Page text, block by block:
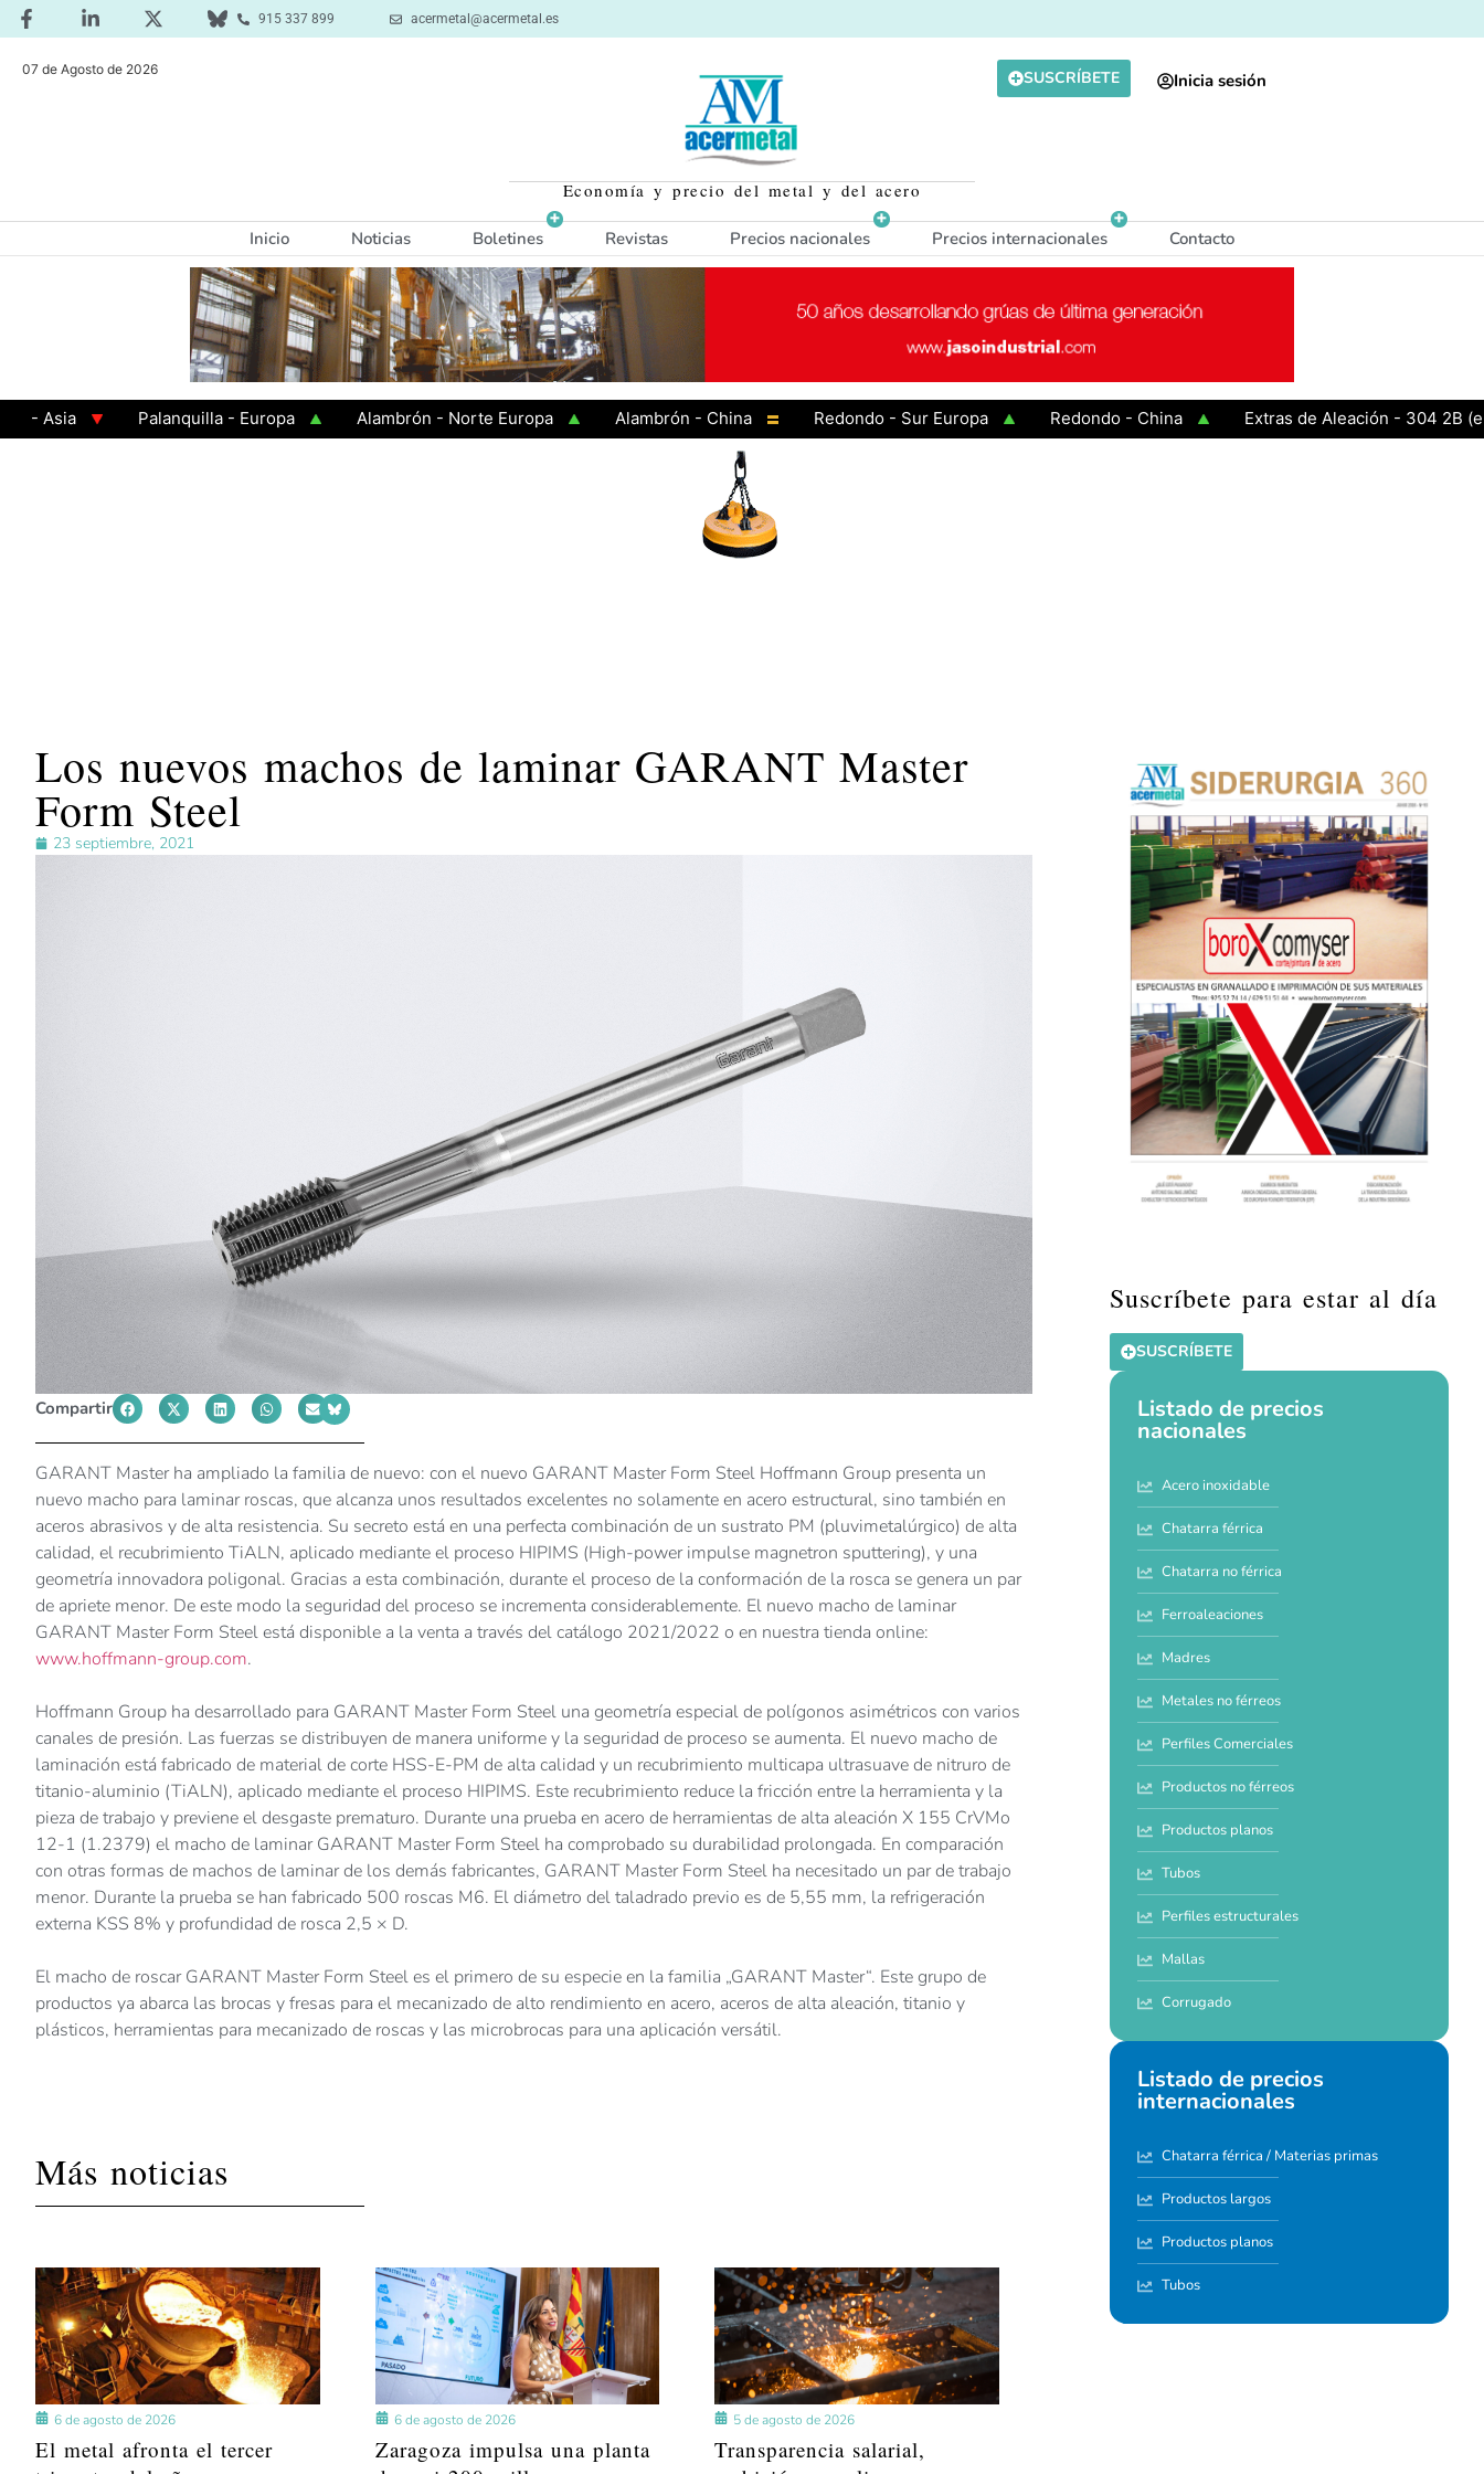
915 337 899 acermetal@acermetal.es
07 de Agosto de 2026
Economía y precio del metal y del acero
SUSCRÍBETE Inicia sesión
Inicio Noticias Boletines Revistas Precios nacionales Precios internacionales Contacto
Palanquilla - Europa Alambrón - Norte Europa Alambrón - China Redondo - Sur Europa Redondo - China
Extras de Aleación - 304 2B
Los nuevos machos de laminar GARANT Master
Form Steel
23 septiembre, 2021
Compartir
GARANT Master ha ampliado la familia de nuevo: con el nuevo GARANT Master Form Steel Hoffmann Group presenta un
nuevo macho para laminar roscas, que alcanza unos resultados excelentes no solamente en acero estructural, sino también en
aceros abrasivos y de alta resistencia. Su secreto está en una perfecta combinación de un sustrato PM (pluvimetalúrgico) de alta
calidad, el recubrimiento TiALN, aplicado mediante el proceso HIPIMS (High-power impulse magnetron sputtering), y una
geometría innovadora poligonal. Gracias a esta combinación, durante el proceso de la conformación de la rosca se genera un par
de apriete menor. De este modo la seguridad del proceso se incrementa considerablemente. El nuevo macho de laminar
GARANT Master Form Steel está disponible a la venta a través del catálogo 2021/2022 o en nuestra tienda online:
www.hoffmann-group.com.
Hoffmann Group ha desarrollado para GARANT Master Form Steel una geometría especial de polígonos asimétricos con varios
canales de presión. Las fuerzas se distribuyen de manera uniforme y la seguridad de proceso se aumenta. El nuevo macho de
laminación está fabricado de material de corte HSS-E-PM de alta calidad y un recubrimiento multicapa ultrasuave de nitruro de
titanio-aluminio (TiALN), aplicado mediante el proceso HIPIMS. Este recubrimiento reduce la fricción entre la herramienta y la
pieza de trabajo y previene el desgaste prematuro. Durante una prueba en acero de herramientas de alta aleación X 155 CrVMo
12-1 (1.2379) el macho de laminar GARANT Master Form Steel ha comprobado su durabilidad prolongada. En comparación
con otras formas de machos de laminar de los demás fabricantes, GARANT Master Form Steel ha necesitado un par de trabajo
menor. Durante la prueba se han fabricado 500 roscas M6. El diámetro del taladrado previo es de 5,55 mm, la refrigeración
externa KSS 8% y profundidad de rosca 2,5 × D.
El macho de roscar GARANT Master Form Steel es el primero de su especie en la familia „GARANT Master“. Este grupo de
productos ya abarca las brocas y fresas para el mecanizado de alto rendimiento en acero, aceros de alta aleación, titanio y
plásticos, herramientas para mecanizado de roscas y las microbrocas para una aplicación versátil.
Más noticias
6 de agosto de 2026
El metal afronta el tercer
6 de agosto de 2026
Zaragoza impulsa una planta
5 de agosto de 2026
Transparencia salarial,
Suscríbete para estar al día
SUSCRÍBETE
Listado de precios
nacionales
Acero inoxidable
Chatarra férrica
Chatarra no férrica
Ferroaleaciones
Madres
Metales no férreos
Perfiles Comerciales
Productos no férreos
Productos planos
Tubos
Perfiles estructurales
Mallas
Corrugado
Listado de precios
internacionales
Chatarra férrica / Materias primas
Productos largos
Productos planos
Tubos